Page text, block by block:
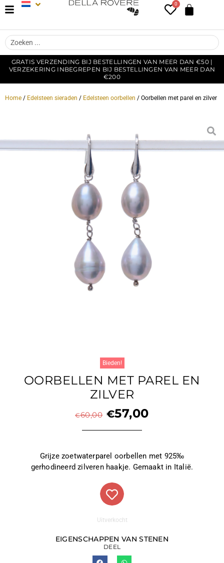
0
GRATIS VERZENDING BIJ BESTELLINGEN VAN MEER DAN €50 |
VERZEKERING INBEGREPEN BIJ BESTELLINGEN VAN MEER DAN
€200
Home / Edelsteen sieraden / Edelsteen oorbellen / Oorbellen met parel en zilver
Bieden!
OORBELLEN MET PAREL EN
ZILVER
€60,00 €57,00
Grijze zoetwaterparel oorbellen met 925‰
gerhodineerd zilveren haakje. Gemaakt in Italië.
Uitverkocht
EIGENSCHAPPEN VAN STENEN
DEEL